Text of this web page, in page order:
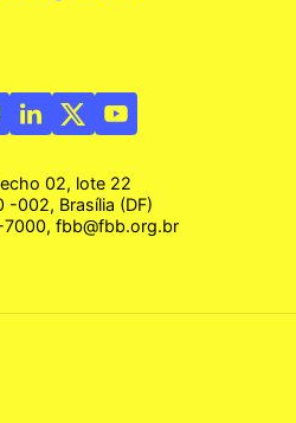
02, lote 22
-002, Brasília (DF)
fbb@fbb.org.br